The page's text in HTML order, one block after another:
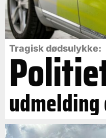
Tragisk dødsulykke: